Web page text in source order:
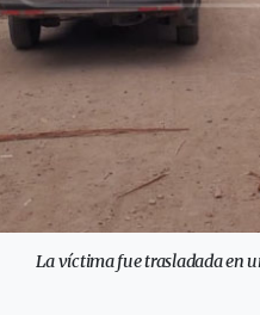
La víctima fue trasladada en